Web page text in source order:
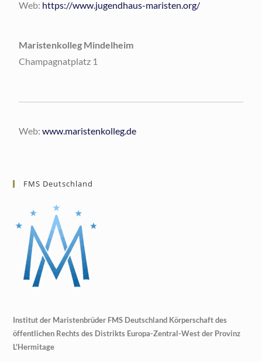
Web: https://www.jugendhaus-maristen.org/
Maristenkolleg Mindelheim
Champagnatplatz 1
Web:www.maristenkolleg.de
FMS Deutschland
Institut der Maristenbrüder FMS Deutschland Körperschaft des
öffentlichen Rechts des Distrikts Europa-Zentral-West der Provinz
L'Hermitage